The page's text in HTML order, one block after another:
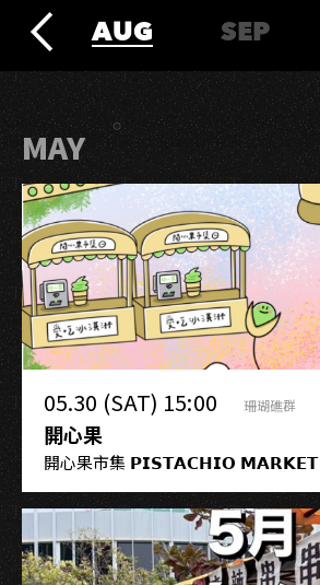
2026
2026
AUG SEP
MAY
05.30 (SAT) 15:00 珊瑚礁群
開心果
開心果市集 𝗣𝗜𝗦𝗧𝗔𝗖𝗛𝗜𝗢 𝗠𝗔𝗥𝗞𝗘𝗧